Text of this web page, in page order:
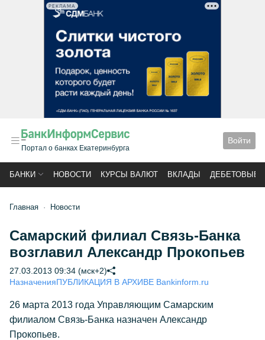
РЕКЛАМА
Портал о банках Екатеринбурга
Войти
БАНКИ НОВОСТИ КУРСЫ ВАЛЮТ ВКЛАДЫ ДЕБЕТОВЫЕ
Главная Новости
Самарский филиал Связь-Банка
возглавил Александр Прокопьев
27.03.2013 09:34 (мск+2)
НазначенияПУБЛИКАЦИЯ В АРХИВЕ Bankinform.ru
26 марта 2013 года Управляющим Самарским
филиалом Связь-Банка назначен Александр
Прокопьев.